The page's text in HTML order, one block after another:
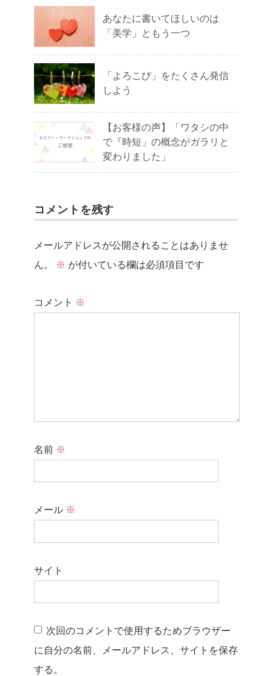
あなたに書いてほしいのは
「美学」ともう一つ
「よろこび」をたくさん発信
しよう
【お客様の声】「ワタシの中
で『時短」の概念がガラリと
変わりました」
コメントを残す
メールアドレスが公開されることはありませ
ん。
※ が付いている欄は必須項目です
コメント ※
名前 ※
メール ※
サイト
次回のコメントで使用するためブラウザー
に自分の名前、メールアドレス、サイトを保存
する。